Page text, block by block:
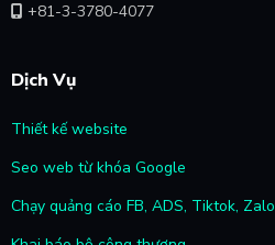
Dịch Vụ
Thiết kế website
Seo web từ khóa Google
Chạy quảng cáo FB, ADS, Tiktok, Zalo
+81-3-3780-4077